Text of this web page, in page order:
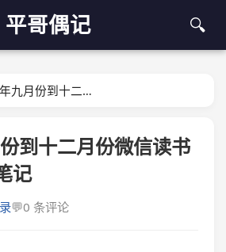
平哥偶记 🔍
2025年九月份到十二月份微信读书阅读记录与笔记
到十二月份微信读书
记
💬0 条评论